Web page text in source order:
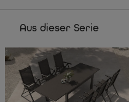
Aus dieser Serie